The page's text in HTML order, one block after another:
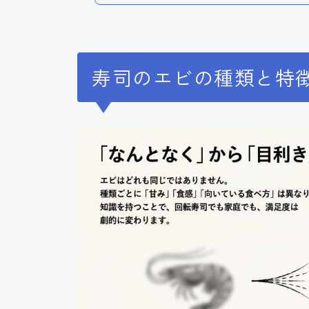
寿司のエビの種類と特